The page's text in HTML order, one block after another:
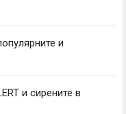
и
и сирените в